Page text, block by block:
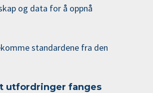
og data for å oppnå
standardene fra den
utfordringer fanges